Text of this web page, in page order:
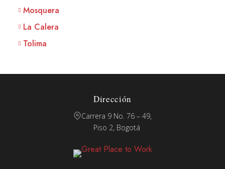
Mosquera
La Calera
Tolima
Dirección
Carrera 9 No. 76 – 49,
Piso 2, Bogotá